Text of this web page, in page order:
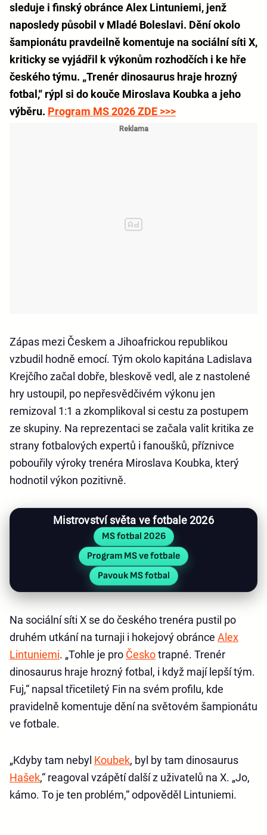
sleduje i finský obránce Alex Lintuniemi, jenž
naposledy působil v Mladé Boleslavi. Dění okolo
šampionátu pravdeilně komentuje na sociální síti X,
kriticky se vyjádřil k výkonům rozhodčích i ke hře
českého týmu. „Trenér dinosaurus hraje hrozný
fotbal,“ rýpl si do kouče Miroslava Koubka a jeho
výběru. Program MS 2026 ZDE >>>
Zápas mezi Českem a Jihoafrickou republikou
vzbudil hodně emocí. Tým okolo kapitána Ladislava
Krejčího začal dobře, bleskově vedl, ale z nastolené
hry ustoupil, po nepřesvědčivém výkonu jen
remizoval 1:1 a zkomplikoval si cestu za postupem
ze skupiny. Na reprezentaci se začala valit kritika ze
strany fotbalových expertů i fanoušků, příznivce
pobouřily výroky trenéra Miroslava Koubka, který
hodnotil výkon pozitivně.
Mistrovství světa ve fotbale 2026
MS fotbal 2026
Program MS ve fotbale
Pavouk MS fotbal
Na sociální síti X se do českého trenéra pustil po
druhém utkání na turnaji i hokejový obránce Alex
Lintuniemi. „Tohle je pro Českotrapné. Trenér
dinosaurus hraje hrozný fotbal, i když mají lepší tým.
Fuj,“ napsal třicetiletý Fin na svém profilu, kde
pravidelně komentuje dění na světovém šampionátu
ve fotbale.
„Kdyby tam nebyl Koubek, byl by tam dinosaurus
Hašek,“ reagoval vzápětí další z uživatelů na X. „Jo,
kámo. To je ten problém,“ odpověděl Lintuniemi.